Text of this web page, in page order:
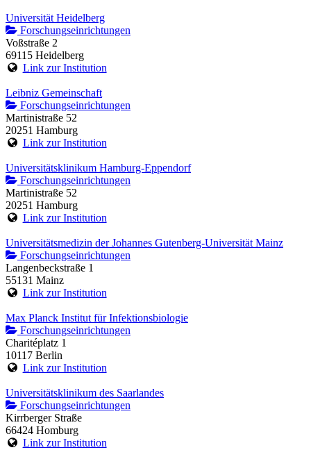
Universität Heidelberg
Forschungseinrichtungen
Voßstraße 2
69115 Heidelberg
Link zur Institution
Leibniz Gemeinschaft
Forschungseinrichtungen
Martinistraße 52
20251 Hamburg
Link zur Institution
Universitätsklinikum Hamburg-Eppendorf
Forschungseinrichtungen
Martinistraße 52
20251 Hamburg
Link zur Institution
Universitätsmedizin der Johannes Gutenberg-Universität Mainz
Forschungseinrichtungen
Langenbeckstraße 1
55131 Mainz
Link zur Institution
Max Planck Institut für Infektionsbiologie
Forschungseinrichtungen
Charitéplatz 1
10117 Berlin
Link zur Institution
Universitätsklinikum des Saarlandes
Forschungseinrichtungen
Kirrberger Straße
66424 Homburg
Link zur Institution